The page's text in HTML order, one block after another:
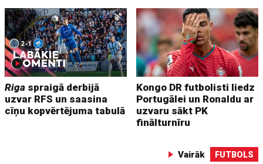
Riga spraigā derbijā
uzvar RFS un saasina
cīņu kopvērtējuma tabulā
Kongo DR futbolisti liedz
Portugālei un Ronaldu ar
uzvaru sākt PK
finālturnīru
Vairāk FUTBOLS